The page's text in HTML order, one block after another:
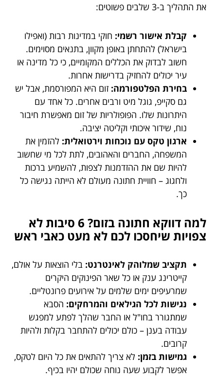
את התהליך ב-3 שלבים פשוטים:
קבלת אישור רשמי: חוקי במדינות רבות (ואפילו
בישראל) להתחתן באופן מקוון, בתנאים מסוימים.
חשוב לבדוק את הכללים המקומיים, כי כל מדינה או
עיר יכולים להחזיק בדרישות אחרות.
בחירת הפלטפורמה: זום היא המפורסמת, אבל יש
גם סקייפ, גוגל מיט ורבים אחרים. כל אחד עם
היתרונות שלו. הפופולריות של זום מאפשרת חיבור
נוח, שידור איכותי וקליטה יציבה.
ארגון טקס עם נוכחות וירטואלית: להזמין את
המשפחה, החברים והאהובים, לתת לכל מי שחשוב
להיות שם את ההזדמנות לצפות, להשמיע ברכות
ולחגוג – חוויית חתונה מעולם לא הייתה נגישה כל
כך.
למה דווקא חתונה בזום? 6 סיבות לא
צפויות שיחסכו לכם לא מעט כאבי ראש
תקציב שמלוהק לאינטרנט: בלי הוצאות על אולם,
קייטרינג ענק או כל שאר הפינוקים היקרים
שמרעיפים ימים שלמים על אירועים פרונטליים.
נגישות לכל הגילאים והמרחקים: הסבא
שמתגורר בחו"ל או החבר שהלך לפתע למפגש
עבודה בענן – כולם יכולים להתחבר בקלות ולהיות
קרובים.
גמישות בזמן: לא צריך להתאים את כל היום לטקס,
אפשר לקבוע שעה נוחה שכולם יהיו בכיף.